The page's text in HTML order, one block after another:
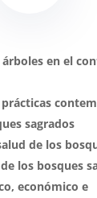
en el
sagrados
de los
los bosques
económico e